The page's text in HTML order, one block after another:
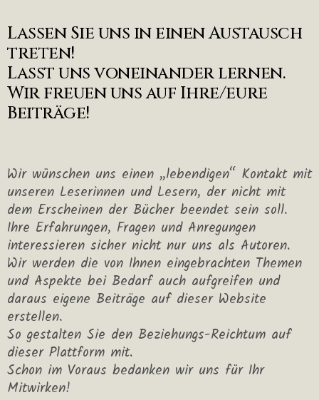
Lassen Sie uns in einen Austausch
treten!
Lasst uns voneinander lernen.
Wir freuen uns auf Ihre/eure
Beiträge!
Wir wünschen uns einen „lebendigen“ Kontakt mit
unseren Leserinnen und Lesern, der nicht mit
dem Erscheinen der Bücher beendet sein soll.
Ihre Erfahrungen, Fragen und Anregungen
interessieren sicher nicht nur uns als Autoren.
Wir werden die von Ihnen eingebrachten Themen
und Aspekte bei Bedarf auch aufgreifen und
daraus eigene Beiträge auf dieser Website
erstellen.
So gestalten Sie den Beziehungs-Reichtum auf
dieser Plattform mit.
Schon im Voraus bedanken wir uns für Ihr
Mitwirken!